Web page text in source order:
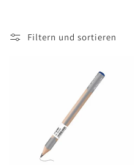
r
Filtern und sortieren